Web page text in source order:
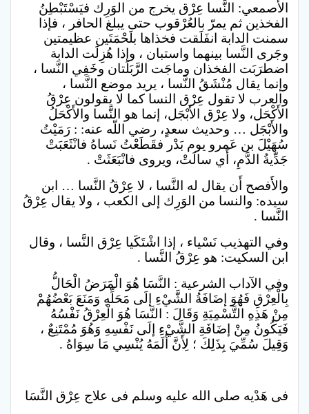
الأَصمعي: النَّسا عِرْق يخرج من الوَرِك فيَسْتَبْطِنُ
الفخذين ثم يمرّ بالعُرْقوب حتى يبلغ الحافر ، فإذا
سمنت الدابة انفَلَقت فخذاها بلَحْمَتَين عظيمتين
وجَرى النَّسا بينهما واستبان ، وإذا هُزِلَت الدابة
اضطرَبَت الفخذان وماجَت الرَّبَلَتان وخَفِي النَّسا ،
وإنما يقال مُنْشَقُ النَّسا ، يريد موضع النَّسا ،
والعرب لا تقول عِرْق النسا كما لا يقولون عِرْقُ
الأَكْحَل، ولا عِرْق الأَبْجَل، إنما هو النَّسا والأَكْحَلُ
والأَبْجَل … وحديث سعدٍ، رضي اللّه عنه: : رَمَيْتُ
سُهَيْلَ بن عَمرو يوم بَدْر فقَطَعْتُ نَساهُ فانْثَعَبَتْ
جَدِّيةُ الدَّمِ، أَي سالَتْ، ويروى فانْبَعَثَتْ .
والأَفصح أَن يقال له النَّسا ، لا عِرْقُ النَّسا … ابن
سيده: والنسا من الوَرِك إلى الكعب ، ولا يقال عِرْقُ
النَّسا .
وفي التهذيب نَسْياء ، إذا اشْتَكَيا عِرْق النَّسا ، وقال
ابن السكيت: هو عِرْقُ النَّسا .
وفي الآداب الشرعية : النَّسَا هُوَ الْمَرَضُ الْحَالُّ
بِالْعِرْقِ فَهُوَ إضَافَةُ الشَّيْءِ إلَى مَحَلِّهِ وَمَنَعَ بَعْضُهُمْ
مِنْ هَذِهِ التَّسْمِيَةِ وَقَالَ : النَّسَا هُوَ الْعِرْقُ نَفْسُهُ
فَيَكُونُ مِنْ إضَافَةِ الشَّيْءِ إلَى نَفْسِهِ وَهُوَ مُمْتَنِعٌ ،
وَقِيلَ سُمِّيَ بِذَلِكَ ؛ لِأَنَّ أَلَمَهُ يُنْسِي مَا سِوَاهُ .
فى هَدْيه صلى الله عليه وسلم فى علاج عِرْق النَّسَا